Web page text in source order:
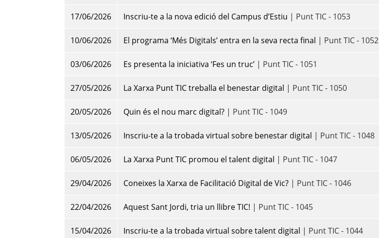
17/06/2026 Inscriu-te a la nova edició del Campus d’Estiu | Punt TIC - 1053
10/06/2026 El programa ‘Més Digitals’ entra en la seva recta final | Punt TIC - 1052
03/06/2026 Es presenta la iniciativa ‘Fes un truc’ | Punt TIC - 1051
27/05/2026 La Xarxa Punt TIC treballa el benestar digital | Punt TIC - 1050
20/05/2026 Quin és el nou marc digital? | Punt TIC - 1049
13/05/2026 Inscriu-te a la trobada virtual sobre benestar digital | Punt TIC - 1048
06/05/2026 La Xarxa Punt TIC promou el talent digital | Punt TIC - 1047
29/04/2026 Coneixes la Xarxa de Facilitació Digital de Vic? | Punt TIC - 1046
22/04/2026 Aquest Sant Jordi, tria un llibre TIC! | Punt TIC - 1045
15/04/2026 Inscriu-te a la trobada virtual sobre talent digital | Punt TIC - 1044